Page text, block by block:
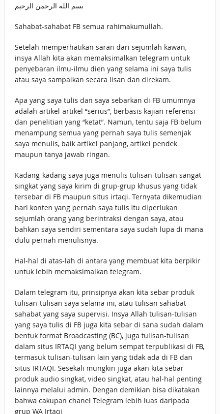
بسم الله الرحمن الرحيم
Sahabat-sahabat FB semua rahimakumullah.
Setelah memperhatikan saran dari sejumlah kawan,
insya Allah kita akan memaksimalkan telegram untuk
penyebaran ilmu-ilmu dien yang selama ini saya tulis
atau saya sampaikan secara lisan dan direkam.
Apa yang saya tulis dan saya sebarkan di FB umumnya
adalah artikel-artikel “serius”, berbasis kajian referensi
dan penelitian yang “ketat”. Namun, tentu saja FB belum
menampung semua yang pernah saya tulis semenjak
saya menulis, baik artikel panjang, artikel pendek
maupun tanya jawab ringan.
Kadang-kadang saya juga menulis tulisan-tulisan sangat
singkat yang saya kirim di grup-grup khusus yang tidak
tersebar di FB maupun situs irtaqi. Ternyata dikemudian
hari konten yang pernah saya tulis itu diperlukan
sejumlah orang yang berintraksi dengan saya, atau
bahkan saya sendiri sementara saya sudah lupa di mana
dulu pernah menulisnya.
Hal-hal di atas-lah di antara yang membuat kita berpikir
untuk lebih memaksimalkan telegram.
Dalam telegram itu, prinsipnya akan kita sebar produk
tulisan-tulisan saya selama ini, atau tulisan sahabat-
sahabat yang saya supervisi. Insya Allah tulisan-tulisan
yang saya tulis di FB juga kita sebar di sana sudah dalam
bentuk format Broadcasting (BC), juga tulisan-tulisan
dalam situs IRTAQI yang belum sempat terpublikasi di FB,
termasuk tulisan-tulisan lain yang tidak ada di FB dan
situs IRTAQI. Sesekali mungkin juga akan kita sebar
produk audio singkat, video singkat, atau hal-hal penting
lainnya melalui admin. Dengan demikian bisa dikatakan
bahwa cakupan chanel Telegram lebih luas daripada
grup WA Irtaqi